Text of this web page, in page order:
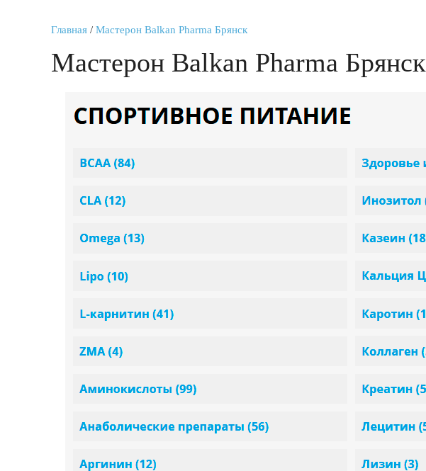
Главная / Мастерон Balkan Pharma Брянск
Мастерон Balkan Pharma Брянск